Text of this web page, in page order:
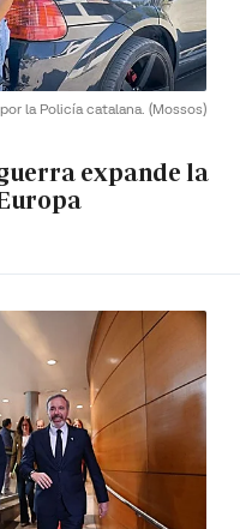
la Policía catalana. (Mossos)
expande la